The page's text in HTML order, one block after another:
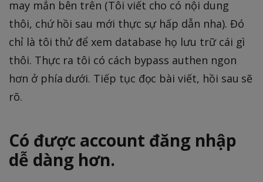
may mắn bên trên (Tôi viết cho có nội dung
thôi, chứ hồi sau mới thực sự hấp dẫn nha). Đó
chỉ là tôi thử để xem database họ lưu trữ cái gì
thôi. Thực ra tôi có cách bypass authen ngon
hơn ở phía dưới. Tiếp tục đọc bài viết, hồi sau sẽ
rõ.
Có được account đăng nhập
dễ dàng hơn.